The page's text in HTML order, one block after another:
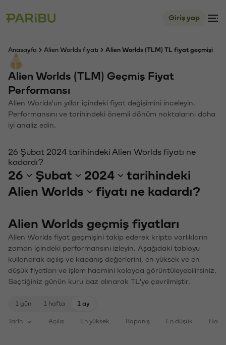
Giriş yap
Anasayfa Alien Worlds fiyatı Alien Worlds (TLM) TL fiyat geçmişi
Alien Worlds (TLM) Geçmiş Fiyat
Performansı
Alien Worlds'un yıllar içindeki fiyat değişimini inceleyin.
Performansını ve tarihindeki önemli dönüm noktalarını daha
iyi analiz edin.
26 Şubat 2024 tarihindeki Alien Worlds fiyatı ne
kadardı?
26 Şubat 2024
tarihindeki
Alien Worlds
fiyatı ne kadardı?
Alien Worlds geçmiş fiyatları
Alien Worlds fiyat geçmişini takip ederek kripto varlıkların
zaman içindeki performansını izleyin. Aşağıdaki tabloyu
kullanarak açılış ve kapanış değerlerini, en yüksek ve en
düşük fiyatları ve işlem hacmini kolayca görüntüleyebilirsiniz.
Seçtiğiniz günün kuru baz alınarak TL'ye çevrilmiştir.
1 gün 1 hafta 1 ay
Tarih Açılış En yüksek Kapanış En düşük